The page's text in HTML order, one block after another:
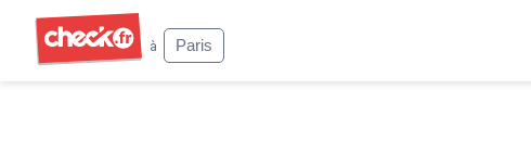
à
Paris